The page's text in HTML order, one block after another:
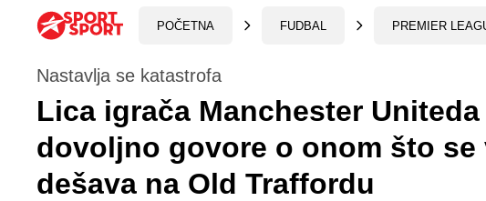
POČETNA FUDBAL PREMIER
Nastavlja se katastrofa
Lica igrača Manchester Uniteda
dovoljno govore o onom što se
dešava na Old Traffordu